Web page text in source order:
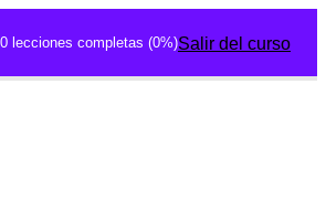
lecciones completas (0%)Salir del curso